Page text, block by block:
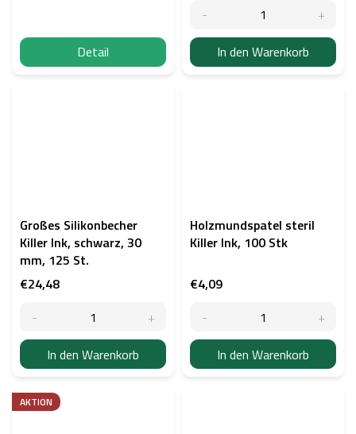
Detail In den Warenkorb
Großes Silikonbecher
Killer Ink, schwarz, 30
mm, 125 St.
€24,48
In den Warenkorb
Holzmundspatel steril
Killer Ink, 100 Stk
€4,09
In den Warenkorb
AKTION